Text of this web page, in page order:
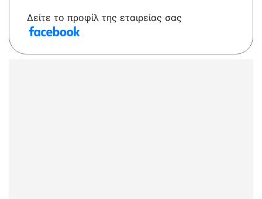
Δείτε το προφίλ της εταιρείας σας